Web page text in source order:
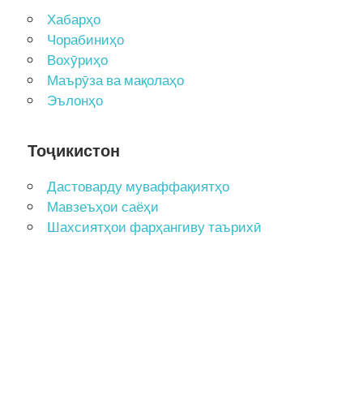
Хабарҳо
Чорабиниҳо
Вохӯриҳо
Маърӯза ва мақолаҳо
Эълонҳо
Тоҷикистон
Дастоварду муваффақиятҳо
Мавзеъҳои саёҳи
Шахсиятҳои фарҳангиву таърихӣ